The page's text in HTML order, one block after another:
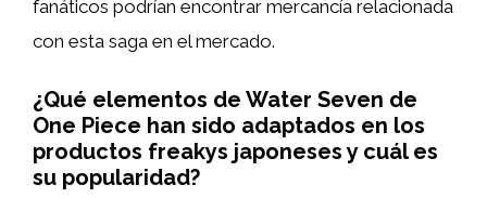
fanáticos podrían encontrar mercancía relacionada
con esta saga en el mercado.
¿Qué elementos de Water Seven de
One Piece han sido adaptados en los
productos freakys japoneses y cuál es
su popularidad?